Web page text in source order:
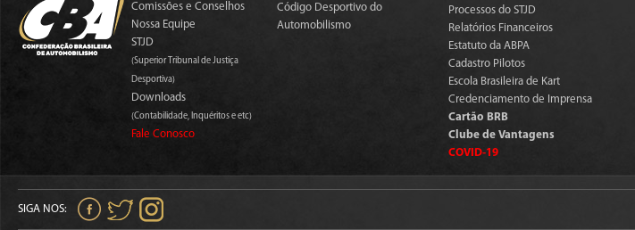
Comissões e Conselhos
Nossa Equipe
STJD
(Superior Tribunal de Justiça
Desportiva)
Downloads
(Contabilidade, Inquéritos e etc)
Fale Conosco
Código Desportivo do
Automobilismo
Processos do STJD
Relatórios Financeiros
Estatuto da ABPA
Cadastro Pilotos
Escola Brasileira de Kart
Credenciamento de Imprensa
Cartão BRB
Clube de Vantagens
COVID-19
SIGA NOS: